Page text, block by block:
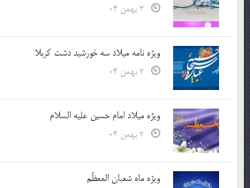
ویژه نامه میلاد سه خورشید دشت کربلا
ویژه میلاد امام حسین علیه السلام
ویژه ماه شعبان المعظّم